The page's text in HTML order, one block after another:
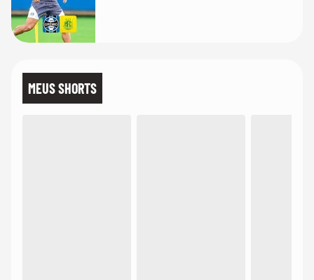
MEUS SHORTS